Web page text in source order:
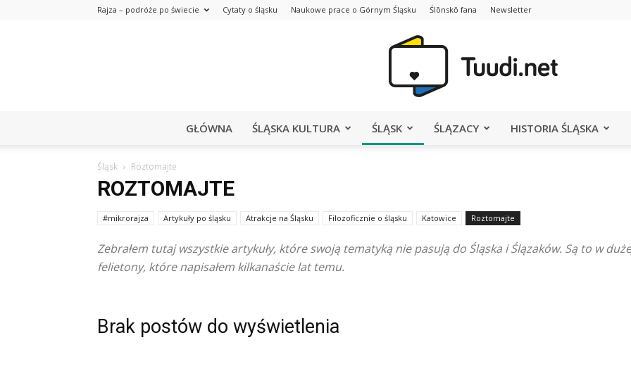
Rajza – podróże po świecie Cytaty o śląsku Naukowe prace o Górnym Śląsku Ślōnskŏ fana Newsletter
GŁÓWNA ŚLĄSKA KULTURA ŚLĄSK ŚLĄZACY HISTORIA ŚLĄSKA
Śląsk Roztomajte
ROZTOMAJTE
#mikrorajza Artykuły po śląsku Atrakcje na Śląsku Filozoficznie o śląsku Katowice Roztomajte
Zebrałem tutaj wszystkie artykuły, które swoją tematyką nie pasują do Śląska i Ślązaków. Są to w
felietony, które napisałem kilkanaście lat temu.
Brak postów do wyświetlenia